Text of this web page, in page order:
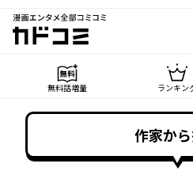
漫画エンタメ全部コミコミ
カドコミ
無料話増量 ランキン
作家か